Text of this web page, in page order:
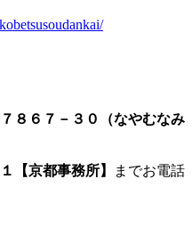
８６７－３０（なやむなみ
【京都事務所】
までお電話